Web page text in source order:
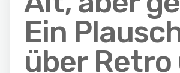
Ein
über Retro